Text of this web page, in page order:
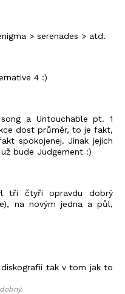
> serenades > atd.
4 :)
a Untouchable pt. 1
dost průměr, to je fakt,
spokojenej. Jinak jejich
bude Judgement :)
tři čtyři opravdu dobrý
na novým jedna a půl,
tak v tom jak to